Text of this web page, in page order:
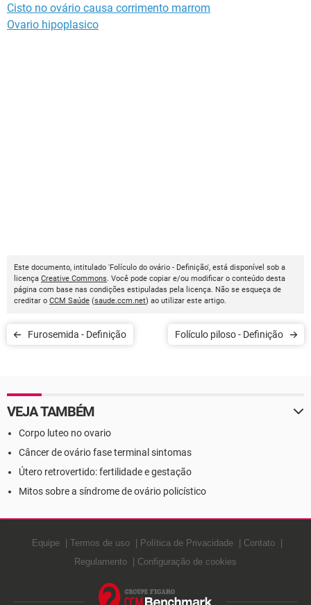
Cisto no ovário causa corrimento marrom
Ovario hipoplasico
Este documento, intitulado 'Folículo do ovário - Definição', está disponível sob a
licença Creative Commons. Você pode copiar e/ou modificar o conteúdo desta
página com base nas condições estipuladas pela licença. Não se esqueça de
creditar o CCM Saúde (saude.ccm.net) ao utilizar este artigo.
Furosemida - Definição Folículo piloso - Definição
VEJA TAMBÉM
Corpo luteo no ovario
Câncer de ovário fase terminal sintomas
Útero retrovertido: fertilidade e gestação
Mitos sobre a síndrome de ovário policístico
Equipe Termos de uso Política de Privacidade
Contato
Regulamento
Configuração de cookies